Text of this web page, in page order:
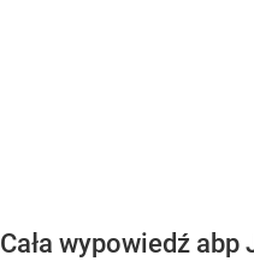
Cała wypowiedź